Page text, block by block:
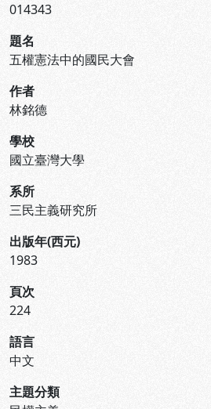
014343
題名
五權憲法中的國民大會
作者
林銘德
學校
國立臺灣大學
系所
三民主義研究所
出版年(西元)
1983
頁次
224
語言
中文
主題分類